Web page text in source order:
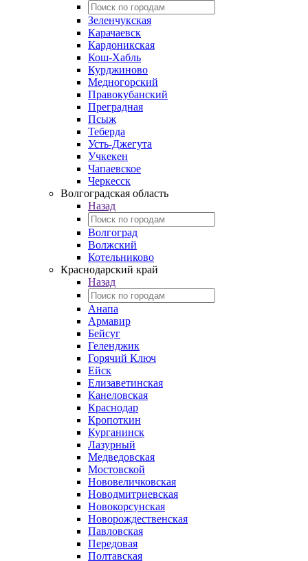
Зеленчукская
Карачаевск
Кардоникская
Кош-Хабль
Курджиново
Медногорский
Правокубанский
Преградная
Псыж
Теберда
Усть-Джегута
Учкекен
Чапаевское
Черкесск
Волгоградская область
Назад
Волгоград
Волжский
Котельниково
Краснодарский край
Назад
Анапа
Армавир
Бейсуг
Геленджик
Горячий Ключ
Ейск
Елизаветинская
Канеловская
Краснодар
Кропоткин
Курганинск
Лазурный
Медведовская
Мостовской
Нововеличковская
Новодмитриевская
Новокорсунская
Новорождественская
Павловская
Передовая
Полтавская